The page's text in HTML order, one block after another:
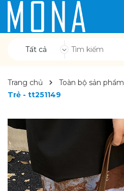
Tất cả
Trang chủ Toàn bộ sản phẩm
Trẻ - tt251149